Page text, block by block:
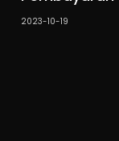
2023-10-19